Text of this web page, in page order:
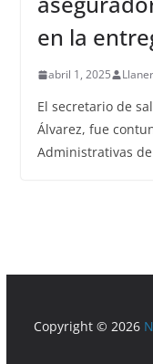
en la
abril 1, 2025
El secretario de
Álvarez, fue
Administrativas de
Copyright © 2026